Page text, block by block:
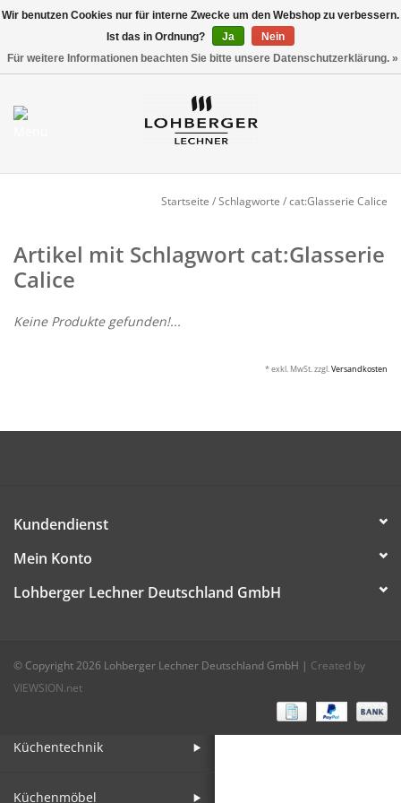
Mein Konto / Kundenkonto
NEU
Einrichtung
Küche
Küchentechnik
Küchenmöbel
Startseite /Schlagworte /cat:Glasserie Calice
Artikel mit Schlagwort cat:Glasserie
Calice
Keine Produkte gefunden!...
* exkl. MwSt. zzgl.Versandkosten
Kundendienst
Mein Konto
Lohberger Lechner Deutschland GmbH
© Copyright 2026 Lohberger Lechner Deutschland GmbH | Created by
VIEWSION.net
Wir benutzen Cookies nur für interne Zwecke um den Webshop zu verbessern.
Ist das in Ordnung?
Ja
Nein
Für weitere Informationen beachten Sie bitte unsere Datenschutzerklärung. »